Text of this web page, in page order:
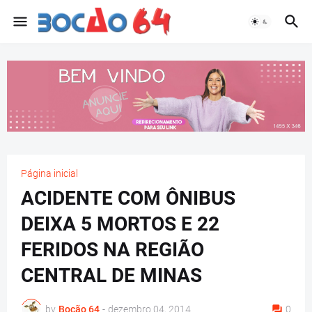
Página inicial
ACIDENTE COM ÔNIBUS
DEIXA 5 MORTOS E 22
FERIDOS NA REGIÃO
CENTRAL DE MINAS
by Bocão 64 - dezembro 04, 2014 0